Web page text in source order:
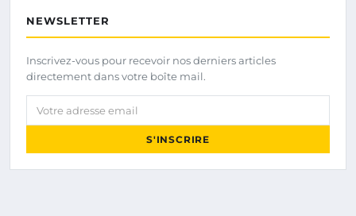
NEWSLETTER
Inscrivez-vous pour recevoir nos derniers articles
directement dans votre boîte mail.
Votre adresse email
S'INSCRIRE